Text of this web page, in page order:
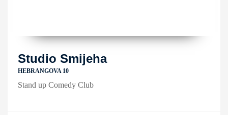
Studio Smijeha
HEBRANGOVA 10
Stand up Comedy Club